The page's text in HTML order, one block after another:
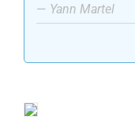
— Yann Martel